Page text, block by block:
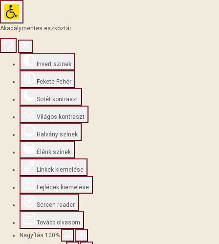
Akadálymentes eszköztár
Invert szinek
Fekete-Fehér
Sötét kontraszt
Világos kontraszt
Halvány színek
Élénk színek
Linkek kiemelése
Fejlécek kiemelése
Screen reader
Tovább olvasom
Nagyítás 100%